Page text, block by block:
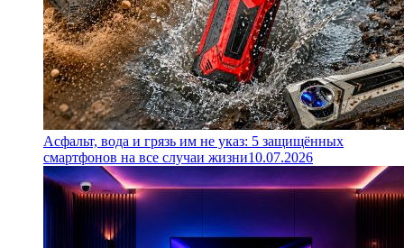
Асфальт, вода и грязь им не указ: 5 защищённых
смартфонов на все случаи жизни10.07.2026